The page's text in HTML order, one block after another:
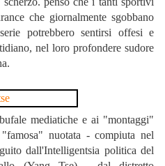
che giornalmente sgobbano
potrebbero sentirsi offesi e
nel loro profondere sudore
mediatiche e ai "montaggi"
nuotata - compiuta nel
dall'Intelligentsia politica del